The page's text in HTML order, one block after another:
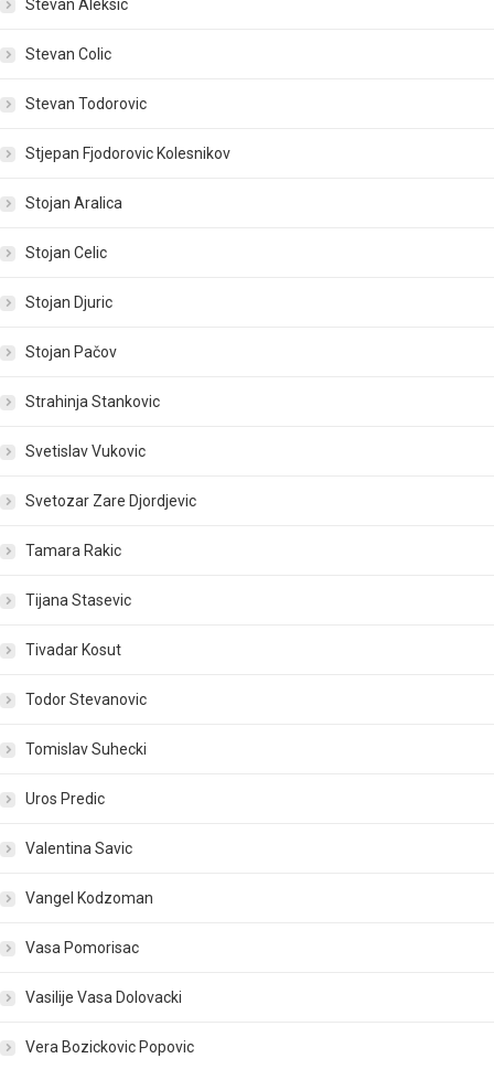
Stevan Aleksic
Stevan Colic
Stevan Todorovic
Stjepan Fjodorovic Kolesnikov
Stojan Aralica
Stojan Celic
Stojan Djuric
Stojan Pačov
Strahinja Stankovic
Svetislav Vukovic
Svetozar Zare Djordjevic
Tamara Rakic
Tijana Stasevic
Tivadar Kosut
Todor Stevanovic
Tomislav Suhecki
Uros Predic
Valentina Savic
Vangel Kodzoman
Vasa Pomorisac
Vasilije Vasa Dolovacki
Vera Bozickovic Popovic